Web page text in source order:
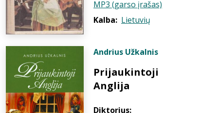
MP3 (garso įrašas)
Kalba: Lietuvių
Andrius Užkalnis
Prijaukintoji
Anglija
Diktorius: